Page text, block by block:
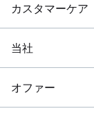
カスタマーケア
当社
オファー